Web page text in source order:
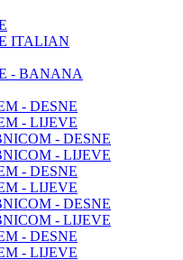
ITALIAN
- BANANA
- DESNE
- LIJEVE
- DESNE
- LIJEVE
- DESNE
- LIJEVE
- DESNE
- LIJEVE
- DESNE
- LIJEVE